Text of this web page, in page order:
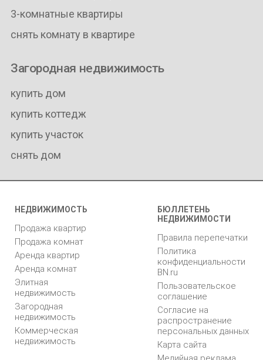
3-комнатные квартиры
снять комнату в квартире
Загородная недвижимость
купить дом
купить коттедж
купить участок
снять дом
НЕДВИЖИМОСТЬ
Продажа квартир
Продажа комнат
Аренда квартир
Аренда комнат
Элитная
недвижимость
Загородная
недвижимость
Коммерческая
недвижимость
БЮЛЛЕТЕНЬ
НЕДВИЖИМОСТИ
Правила перепечатки
Политика
конфиденциальности
BN.ru
Пользовательское
соглашение
Согласие на
распространение
персональных данных
Карта сайта